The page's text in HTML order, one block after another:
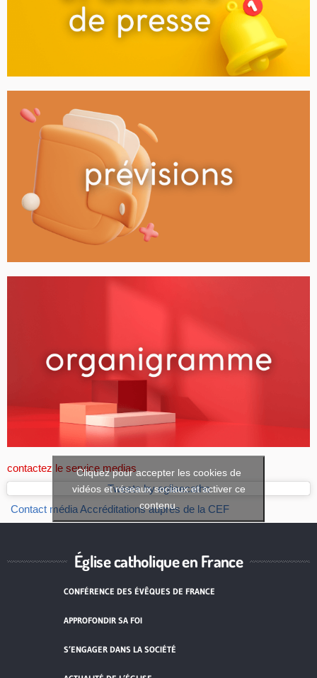
contactez le service medias
Tweets by eglisecatho
Cliquez pour accepter les cookies de
vidéos et réseaux sociaux et activer ce
contenu.
Contact médiaAccréditations auprès de la CEF
Église catholique en France
CONFÉRENCE DES ÉVÊQUES DE FRANCE
APPROFONDIR SA FOI
S’ENGAGER DANS LA SOCIÉTÉ